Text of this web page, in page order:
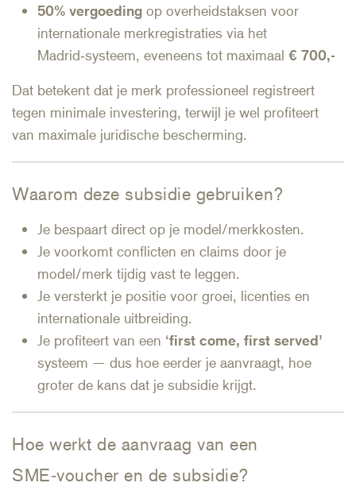
50% vergoeding op overheidstaksen voor
internationale merkregistraties via het
Madrid‑systeem, eveneens tot maximaal € 700,-
Dat betekent dat je merk professioneel registreert
tegen minimale investering, terwijl je wel profiteert
van maximale juridische bescherming.
Waarom deze subsidie gebruiken?
Je bespaart direct op je model/merkkosten.
Je voorkomt conflicten en claims door je
model/merk tijdig vast te leggen.
Je versterkt je positie voor groei, licenties en
internationale uitbreiding.
Je profiteert van een ‘first come, first served’
systeem — dus hoe eerder je aanvraagt, hoe
groter de kans dat je subsidie krijgt.
Hoe werkt de aanvraag van een
SME‑voucher en de subsidie?